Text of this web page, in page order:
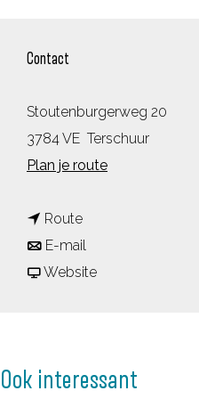
Contact
Stoutenburgerweg 20
3784 VE Terschuur
Plan je routen
l
Routen
a
a
n
E-mail
a
e
Websitev
e
Ook interessant